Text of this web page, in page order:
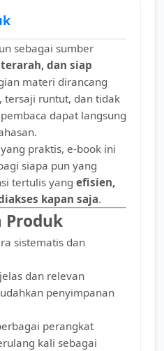
sebagai sumber
dan siap
materi dirancang
tersaji runtut, dan tidak
dapat langsung
praktis, e-book ini
siapa pun yang
tertulis yang efisien,
kapan saja.
Produk
sistematis dan
dan relevan
penyimpanan
perangkat
kali sebagai